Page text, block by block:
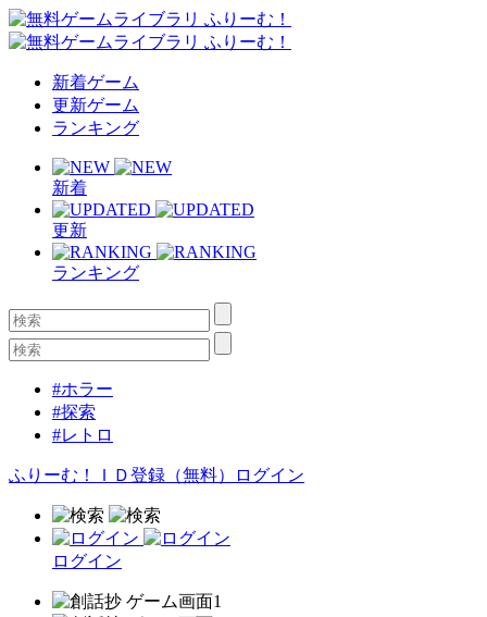
新着ゲーム
更新ゲーム
ランキング
新着
更新
ランキング
#ホラー
#探索
#レトロ
ふりーむ！ＩＤ登録（無料） ログイン
ログイン